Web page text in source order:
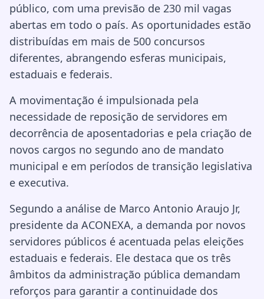
público, com uma previsão de 230 mil vagas
abertas em todo o país. As oportunidades estão
distribuídas em mais de 500 concursos
diferentes, abrangendo esferas municipais,
estaduais e federais.
A movimentação é impulsionada pela
necessidade de reposição de servidores em
decorrência de aposentadorias e pela criação de
novos cargos no segundo ano de mandato
municipal e em períodos de transição legislativa
e executiva.
Segundo a análise de Marco Antonio Araujo Jr,
presidente da ACONEXA, a demanda por novos
servidores públicos é acentuada pelas eleições
estaduais e federais. Ele destaca que os três
âmbitos da administração pública demandam
reforços para garantir a continuidade dos